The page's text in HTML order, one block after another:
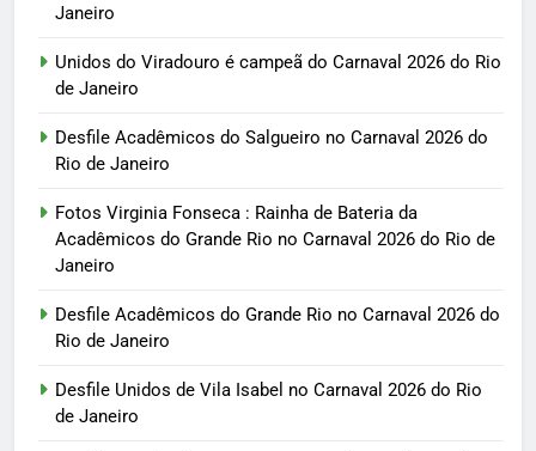
Janeiro
Unidos do Viradouro é campeã do Carnaval 2026 do Rio
de Janeiro
Desfile Acadêmicos do Salgueiro no Carnaval 2026 do
Rio de Janeiro
Fotos Virginia Fonseca : Rainha de Bateria da
Acadêmicos do Grande Rio no Carnaval 2026 do Rio de
Janeiro
Desfile Acadêmicos do Grande Rio no Carnaval 2026 do
Rio de Janeiro
Desfile Unidos de Vila Isabel no Carnaval 2026 do Rio
de Janeiro